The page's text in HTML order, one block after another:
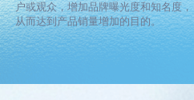
户或观众，增加品牌曝光度和知名度，
从而达到产品销量增加的目的。